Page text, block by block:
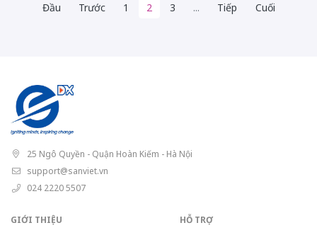
Đầu Trước 1 2 3 ... Tiếp Cuối
25 Ngô Quyền - Quận Hoàn Kiếm - Hà Nội
support@sanviet.vn
024 2220 5507
GIỚI THIỆU HỖ TRỢ